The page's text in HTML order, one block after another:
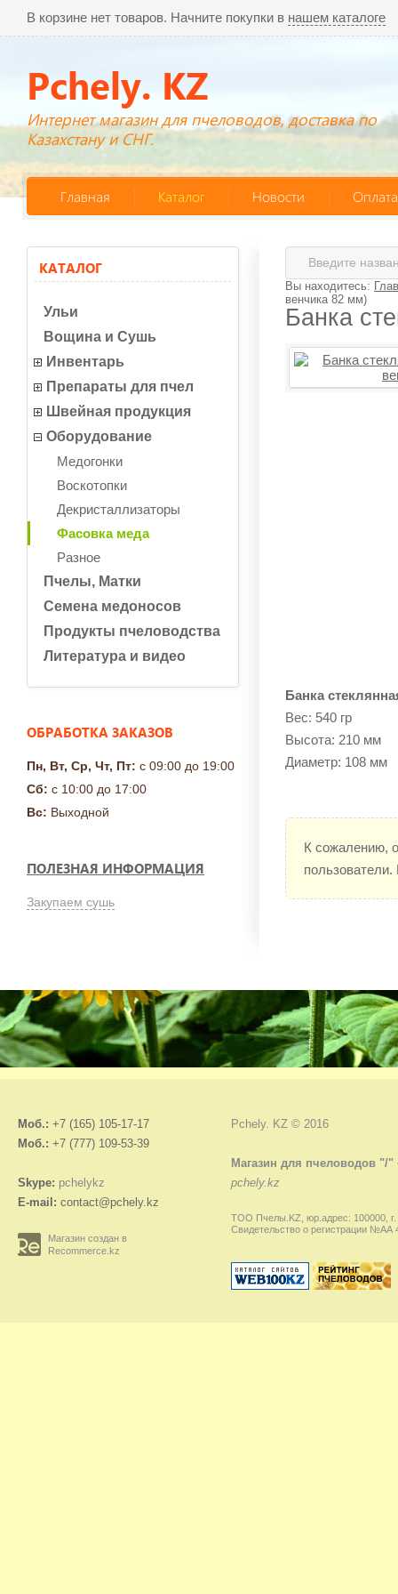
В корзине нет товаров. Начните покупки в нашем каталоге
Pchely. KZ
Интернет магазин для пчеловодов, доставка по
Казахстану и СНГ.
Главная Каталог Новости
КАТАЛОГ
Ульи
Вощина и Сушь
Инвентарь
Препараты для пчел
Швейная продукция
Оборудование
Медогонки
Воскотопки
Декристаллизаторы
Фасовка меда
Разное
Пчелы, Матки
Семена медоносов
Продукты пчеловодства
Литература и видео
ОБРАБОТКА ЗАКАЗОВ
Пн, Вт, Ср, Чт, Пт: с 09:00 до 19:00
Сб: с 10:00 до 17:00
Вс: Выходной
ПОЛЕЗНАЯ ИНФОРМАЦИЯ
Закупаем сушь
Вы находитесь:
венчика 82 мм)
Банка
Банка
Вес: 540 гр
Высота: 210 мм
Диаметр: 108 мм
К сожалению,
Моб.: +7 (165) 105-17-17
Моб.: +7 (777) 109-53-39
Skype: pchelykz
E-mail: contact@pchely.kz
Магазин создан в
Recommerce.kz
Pchely. KZ © 2016
Магазин для пчеловодов "/"
pchely.kz
ТОО Пчелы.KZ, юр.адрес: 100000, г.
Свидетельство о регистрации №АА